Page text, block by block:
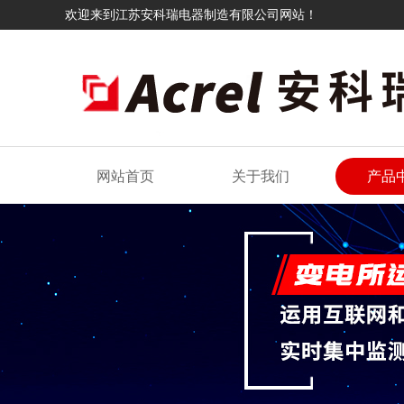
欢迎来到江苏安科瑞电器制造有限公司网站！
网站首页 关于我们 产品